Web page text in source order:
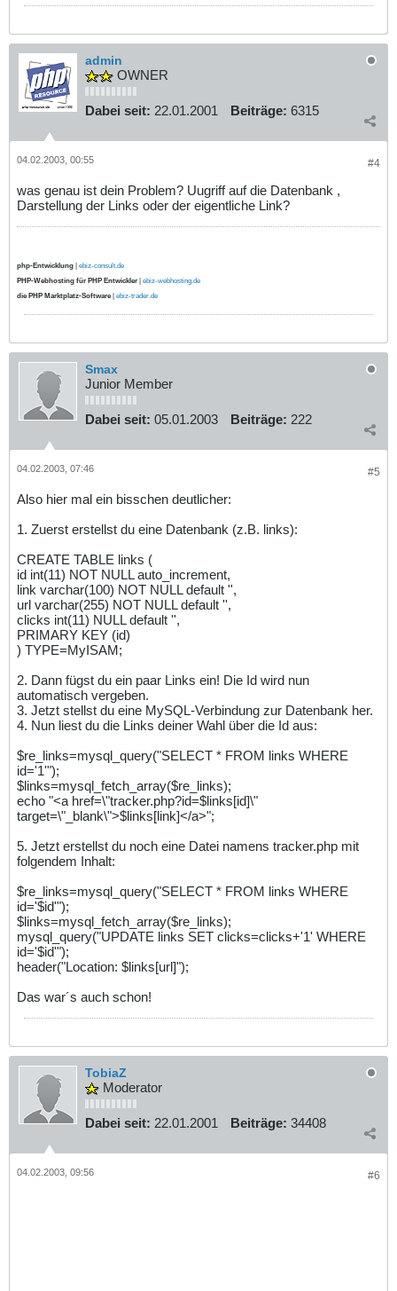
admin
OWNER
Dabei seit: 22.01.2001 Beiträge: 6315
#4
04.02.2003, 00:55
was genau ist dein Problem? Uugriff auf die Datenbank ,
Darstellung der Links oder der eigentliche Link?
php-Entwicklung
ebiz-consult.de
PHP-Webhosting für PHP Entwickler
ebiz-webhosting.de
die PHP Marktplatz-Software
ebiz-trader.de
Smax
Junior Member
Dabei seit: 05.01.2003 Beiträge: 222
#5
04.02.2003, 07:46
Also hier mal ein bisschen deutlicher:
1. Zuerst erstellst du eine Datenbank (z.B. links):
CREATE TABLE links (
id int(11) NOT NULL auto_increment,
link varchar(100) NOT NULL default '',
url varchar(255) NOT NULL default '',
clicks int(11) NULL default '',
PRIMARY KEY (id)
) TYPE=MyISAM;
2. Dann fügst du ein paar Links ein! Die Id wird nun
automatisch vergeben.
3. Jetzt stellst du eine MySQL-Verbindung zur Datenbank her.
4. Nun liest du die Links deiner Wahl über die Id aus:
$re_links=mysql_query("SELECT * FROM links WHERE
id='1'");
$links=mysql_fetch_array($re_links);
echo "<a href=\"tracker.php?id=$links[id]\"
target=\"_blank\">$links[link]</a>";
5. Jetzt erstellst du noch eine Datei namens tracker.php mit
folgendem Inhalt:
$re_links=mysql_query("SELECT * FROM links WHERE
id='$id'");
$links=mysql_fetch_array($re_links);
mysql_query("UPDATE links SET clicks=clicks+'1' WHERE
id='$id'");
header("Location: $links[url]");
Das war´s auch schon!
TobiaZ
Moderator
Dabei seit: 22.01.2001 Beiträge: 34408
#6
04.02.2003, 09:56